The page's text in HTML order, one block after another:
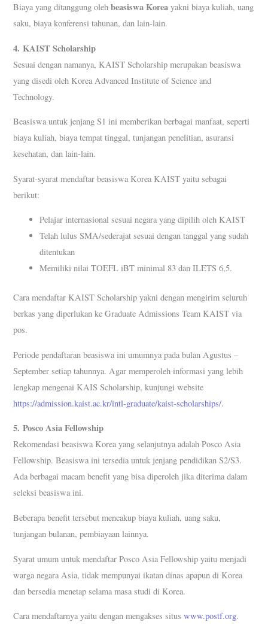
Biaya yang ditanggung olehbeasiswa Korea yakni biaya kuliah, uang
saku, biaya konferensi tahunan, dan lain-lain.
4.KAIST Scholarship
Sesuai dengan namanya, KAIST Scholarship merupakan beasiswa
yang disedi oleh Korea Advanced Institute of Science and
Technology.
Beasiswa untuk jenjang S1 ini memberikan berbagai manfaat, seperti
biaya kuliah, biaya tempat tinggal, tunjangan penelitian, asuransi
kesehatan, dan lain-lain.
Syarat-syarat mendaftar beasiswa Korea KAIST yaitu sebagai
berikut:
Pelajar internasional sesuai negara yang dipilih oleh KAIST
Telah lulus SMA/sederajat sesuai dengan tanggal yang sudah
ditentukan
Memiliki nilai TOEFL iBT minimal 83 dan ILETS 6,5.
Cara mendaftar KAIST Scholarship yakni dengan mengirim seluruh
berkas yang diperlukan ke Graduate Admissions Team KAIST via
pos.
Periode pendaftaran beasiswa ini umumnya pada bulan Agustus –
September setiap tahunnya. Agar memperoleh informasi yang lebih
lengkap mengenai KAIS Scholarship, kunjungi website
https://admission.kaist.ac.kr/intl-graduate/kaist-scholarships/.
5.Posco Asia Fellowship
Rekomendasi beasiswa Korea yang selanjutnya adalah Posco Asia
Fellowship. Beasiswa ini tersedia untuk jenjang pendidikan S2/S3.
Ada berbagai macam benefit yang bisa diperoleh jika diterima dalam
seleksi beasiswa ini.
Beberapa benefit tersebut mencakup biaya kuliah, uang saku,
tunjangan bulanan, pembiayaan lainnya.
Syarat umum untuk mendaftar Posco Asia Fellowship yaitu menjadi
warga negara Asia, tidak mempunyai ikatan dinas apapun di Korea
dan bersedia menetap selama masa studi di Korea.
Cara mendaftarnya yaitu dengan mengakses situswww.postf.org.